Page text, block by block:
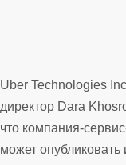
Uber Technologies
директор Dara
что компания-
может